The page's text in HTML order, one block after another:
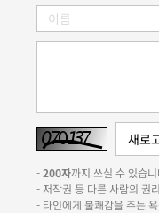
-200자까지 쓰실 수 있습
- 저작권 등 다른 사람의 권
- 타인에게 불쾌감을 주는